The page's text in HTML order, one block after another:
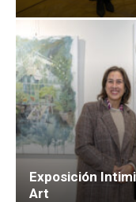
Exposición
Art